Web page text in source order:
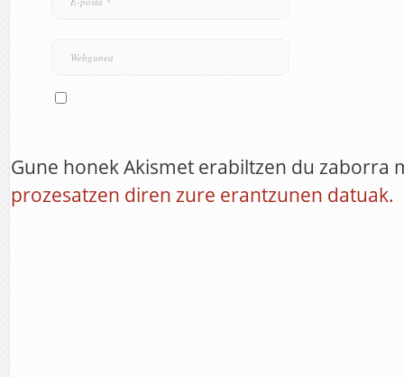
Gune honek Akismet erabiltzen du zaborra
prozesatzen diren zure erantzunen datuak.